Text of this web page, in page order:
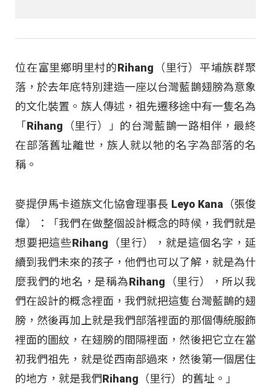
位在富里鄉明里村的Rihang（里行）平埔族群聚
落，於去年底特別建造一座以台灣藍鵲翅膀為意象
的文化裝置。族人傳述，祖先遷移途中有一隻名為
「Rihang（里行）」的台灣藍鵲一路相伴，最終
在部落舊址離世，族人就以牠的名字為部落的名
稱。
麥提伊馬卡道族文化協會理事長 Leyo Kana（張俊
偉）：「我們在做整個設計概念的時候，我們就是
想要把這些Rihang（里行），就是這個名字，延
續到我們未來的孩子，他們也可以了解，就是為什
麼我們的地名，是稱為Rihang（里行），所以我
們在設計的概念裡面，我們就把這隻台灣藍鵲的翅
膀，然後再加上就是我們部落裡面的那個傳統服飾
裡面的圖紋，在翅膀的間隔裡面，然後把它立在當
初我們祖先，就是從西南部過來，然後第一個居住
的地方，就是我們Rihang（里行）的舊址。」